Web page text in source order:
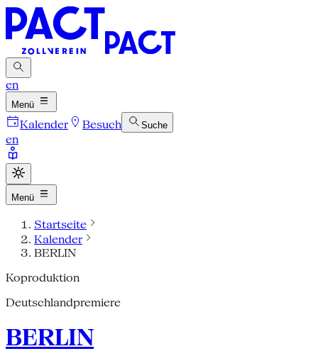
en
Menü
Kalender Besuch Suche
en
Menü
Startseite
Kalender
BERLIN
Koproduktion
Deutschlandpremiere
BERLIN